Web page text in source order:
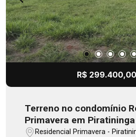
R$
Terreno no condomínio
Primavera em Piratininga
Residencial Primavera -